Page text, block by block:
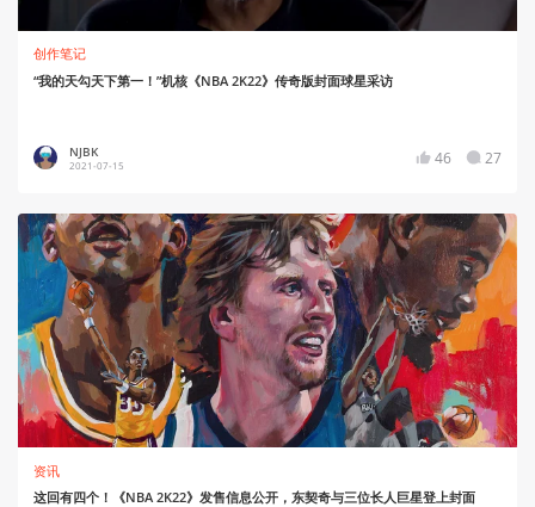
创作笔记
“我的天勾天下第一！”机核《NBA 2K22》传奇版封面球星采访
NJBK
2021-07-15 46 27
资讯
这回有四个！《NBA 2K22》发售信息公开，东契奇与三位长人巨星登上封面